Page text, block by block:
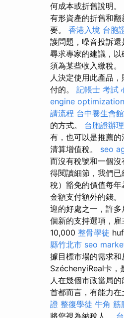
何成本或折舊說明
有形資產的折舊和翻
要。 香港入境 台胞
護問題，噪音投訴
尋求專家的建議，以
須為某些收入繳稅。
人決定使用此產品
付的。 記帳士 考試
engine optimization
請流程 台中養生會館
的方式。 台胞證辦理
有，也可以是推薦
清算增值稅。 seo
而沒有稅號和一個
得閱讀細節，我們
稅）豁免的價值每
金額支付額外的錢。
迎的好處之一，許多
個新的支持選項，
10,000 整骨學徒
縣竹北市 seo
據目標市場的需求和
SzéchenyiReal卡，
人在幾個市政當局
首都而言，有能力
證 整復學徒 牛角 筋
將您視為納稅人。